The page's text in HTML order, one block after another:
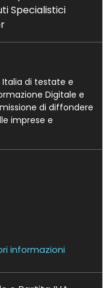
Specialistici
Italia di testate e
Digitale e
di diffondere
imprese e
informazioni